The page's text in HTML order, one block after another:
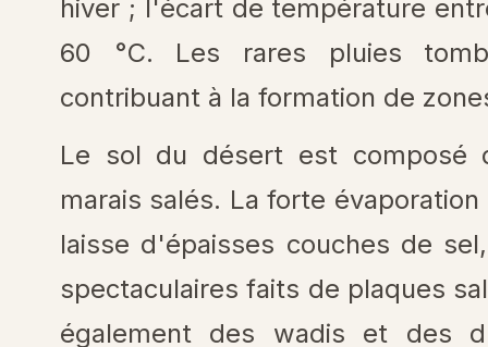
hiver ; l'écart de température
60 °C. Les rares pluies
contribuant à la formation de
Le sol du désert est composé
marais salés. La forte
laisse d'épaisses couches de
spectaculaires faits de plaques
également des wadis et des